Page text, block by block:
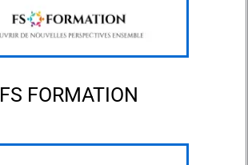
FS FORMATION